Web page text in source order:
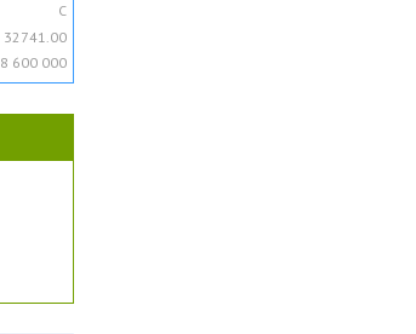
C
32741.00
600 000